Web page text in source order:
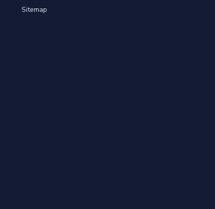
Sitemap